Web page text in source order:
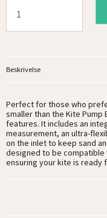
Beskrivelse
Perfect for those who
smaller than the Kite
features. It includes an
measurement, an ultra-
on the inlet to keep sand
designed to be
ensuring your kite is ready